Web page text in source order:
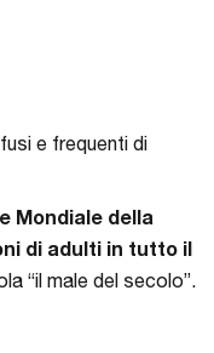
e frequenti di
Mondiale della
di adulti in tutto il
“il male del secolo”.